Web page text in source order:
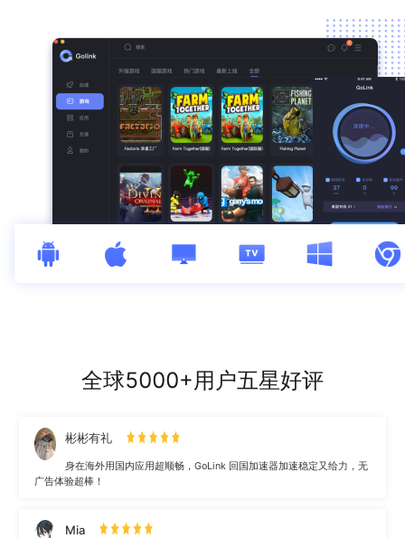
全球5000+用户五星好评
彬彬有礼
身在海外用国内应用超顺畅，GoLink 回国加速器加速稳定又给力，无
广告体验超棒！
Mia